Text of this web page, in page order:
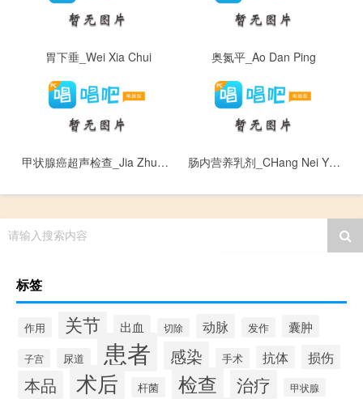
胃下垂_Wei Xia Chui 奥氮平_Ao Dan Ping
甲状腺癌超声检查_Jia Zhuang Xian Ai Chao Sheng Jian Cha 肠内营养乳剂_CHang Nei Ying Yang Ru Ji
请输入搜索内容
标签
作用 关节 出血 切除 动脉 发作 囊肿
子宫 尿道 患者 感染 手术 抗体 损伤
本品 术后 杆菌 检查 治疗 甲状腺